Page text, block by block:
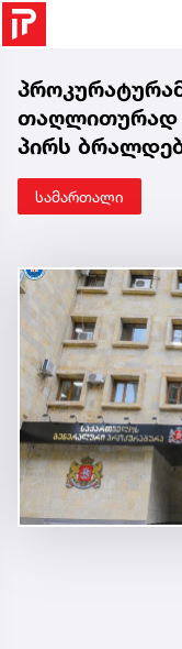
თაღლითურად
პირს
სამართალი